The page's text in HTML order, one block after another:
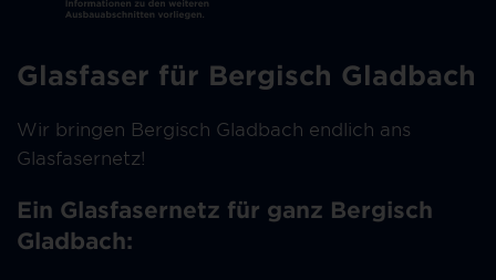
Glasfaser für Bergisch Gladbach
Wir bringen Bergisch Gladbach endlich ans
Glasfasernetz!
Ein Glasfasernetz für ganz Bergisch
Gladbach: